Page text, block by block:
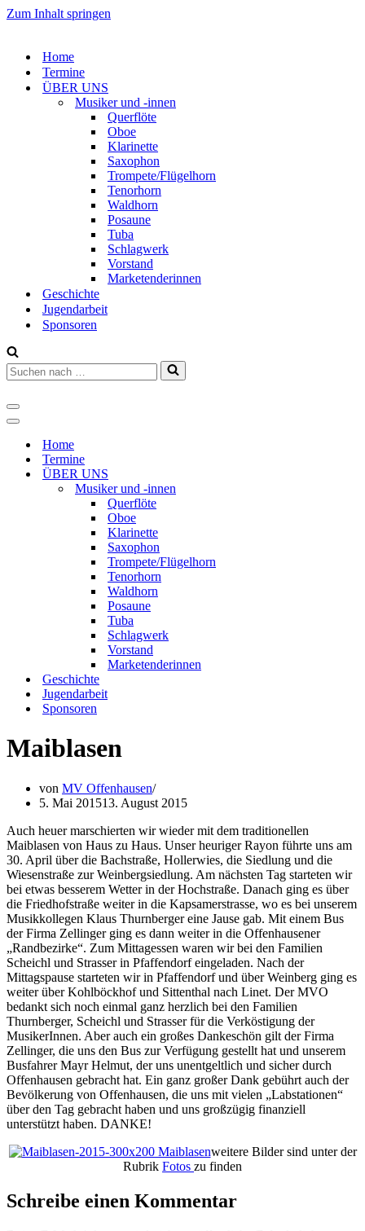
Zum Inhalt springen
Home
Termine
ÜBER UNS
Musiker und -innen
Querflöte
Oboe
Klarinette
Saxophon
Trompete/Flügelhorn
Tenorhorn
Waldhorn
Posaune
Tuba
Schlagwerk
Vorstand
Marketenderinnen
Geschichte
Jugendarbeit
Sponsoren
Suchen
nach …
Navigations-
Menü
Navigations-
Home
Termine
ÜBER UNS
Musiker und -innen
Querflöte
Oboe
Klarinette
Saxophon
Trompete/Flügelhorn
Tenorhorn
Waldhorn
Posaune
Tuba
Schlagwerk
Vorstand
Marketenderinnen
Geschichte
Jugendarbeit
Sponsoren
Maiblasen
von MV Offenhausen
5. Mai 201513. August 2015
Auch heuer marschierten wir wieder mit dem traditionellen
Maiblasen von Haus zu Haus. Unser heuriger Rayon führte uns am
30. April über die Bachstraße, Hollerwies, die Siedlung und die
Wiesenstraße zur Weinbergsiedlung. Am nächsten Tag starteten wir
bei etwas besserem Wetter in der Hochstraße. Danach ging es über
die Friedhofstraße weiter in die Kapsamerstrasse, wo es bei unserem
Musikkollegen Klaus Thurnberger eine Jause gab. Mit einem Bus
der Firma Zellinger ging es dann weiter in die Offenhausener
„Randbezirke“. Zum Mittagessen waren wir bei den Familien
Scheichl und Strasser in Pfaffendorf eingeladen. Nach der
Mittagspause starteten wir in Pfaffendorf und über Weinberg ging es
weiter über Kohlböckhof und Sittenthal nach Linet. Der MVO
bedankt sich noch einmal ganz herzlich bei den Familien
Thurnberger, Scheichl und Strasser für die Verköstigung der
MusikerInnen. Aber auch ein großes Dankeschön gilt der Firma
Zellinger, die uns den Bus zur Verfügung gestellt hat und unserem
Busfahrer Mayr Helmut, der uns unentgeltlich und sicher durch
Offenhausen gebracht hat. Ein ganz großer Dank gebührt auch der
Bevölkerung von Offenhausen, die uns mit vielen „Labstationen“
über den Tag gebracht haben und uns großzügig finanziell
unterstützt haben. DANKE!
weitere Bilder sind unter der
Rubrik Fotos zu finden
Schreibe einen Kommentar